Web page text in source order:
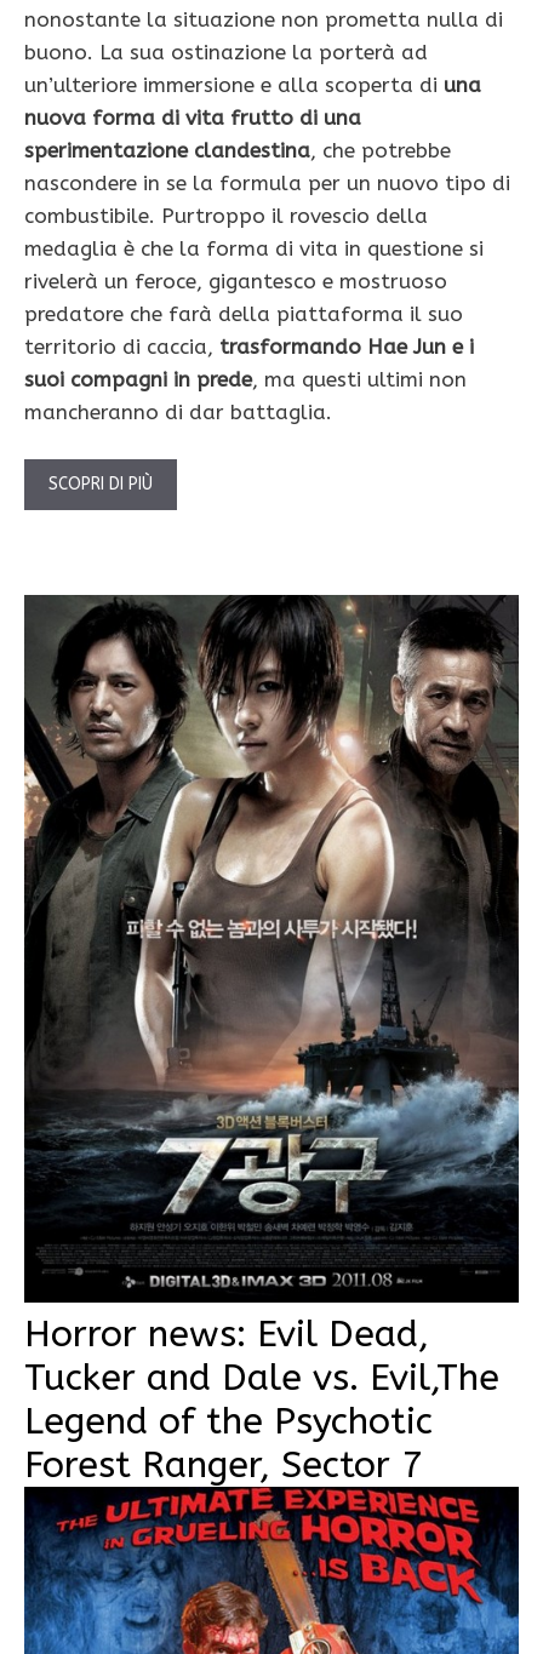
nonostante la situazione non prometta nulla di
buono. La sua ostinazione la porterà ad
un’ulteriore immersione e alla scoperta di una
nuova forma di vita frutto di una
sperimentazione clandestina, che potrebbe
nascondere in se la formula per un nuovo tipo di
combustibile. Purtroppo il rovescio della
medaglia è che la forma di vita in questione si
rivelerà un feroce, gigantesco e mostruoso
predatore che farà della piattaforma il suo
territorio di caccia, trasformando Hae Jun e i
suoi compagni in prede, ma questi ultimi non
mancheranno di dar battaglia.
SCOPRI DI PIÙ
Horror news: Evil Dead,
Tucker and Dale vs. Evil,The
Legend of the Psychotic
Forest Ranger, Sector 7